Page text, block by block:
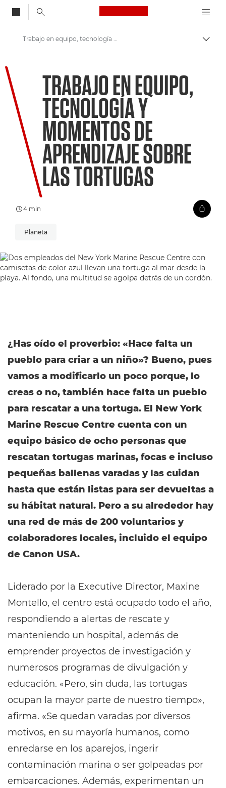
Canon Logo, back
Te damos la bienvenida a VIEW
Trabajo en equipo, tecnología y momentos de aprendizaje sobre las tortugas
TRABAJO EN EQUIPO,
TECNOLOGÍA Y
MOMENTOS DE
APRENDIZAJE SOBRE
LAS TORTUGAS
4 min
Planeta
¿Has oído el proverbio: «Hace falta un
pueblo para criar a un niño»? Bueno, pues
vamos a modificarlo un poco porque, lo
creas o no, también hace falta un pueblo
para rescatar a una tortuga. El New York
Marine Rescue Centre cuenta con un
equipo básico de ocho personas que
rescatan tortugas marinas, focas e incluso
pequeñas ballenas varadas y las cuidan
hasta que están listas para ser devueltas a
su hábitat natural. Pero a su alrededor hay
una red de más de 200 voluntarios y
colaboradores locales, incluido el equipo
de Canon USA.
Liderado por la Executive Director, Maxine
Montello, el centro está ocupado todo el año,
respondiendo a alertas de rescate y
manteniendo un hospital, además de
emprender proyectos de investigación y
numerosos programas de divulgación y
educación. «Pero, sin duda, las tortugas
ocupan la mayor parte de nuestro tiempo»,
afirma. «Se quedan varadas por diversos
motivos, en su mayoría humanos, como
enredarse en los aparejos, ingerir
contaminación marina o ser golpeadas por
embarcaciones. Además, experimentan un